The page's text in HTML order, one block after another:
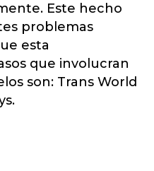
Este hecho
problemas
esta
que involucran
son: Trans World